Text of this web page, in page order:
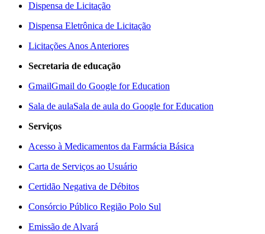
Dispensa de Licitação
Dispensa Eletrônica de Licitação
Licitações Anos Anteriores
Secretaria de educação
GmailGmail do Google for Education
Sala de aulaSala de aula do Google for Education
Serviços
Acesso à Medicamentos da Farmácia Básica
Carta de Serviços ao Usuário
Certidão Negativa de Débitos
Consórcio Público Região Polo Sul
Emissão de Alvará